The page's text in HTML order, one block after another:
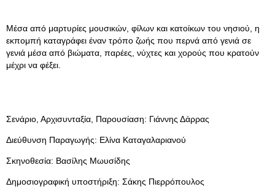
Μέσα από μαρτυρίες μουσικών, φίλων και κατοίκων του νησιού, η
εκπομπή καταγράφει έναν τρόπο ζωής που περνά από γενιά σε
γενιά μέσα από βιώματα, παρέες, νύχτες και χορούς που κρατούν
μέχρι να φέξει.
Σενάριο, Αρχισυνταξία, Παρουσίαση: Γιάννης Δάρρας
Διεύθυνση Παραγωγής: Ελίνα Καταγαλαριανού
Σκηνοθεσία: Βασίλης Μωυσίδης
Δημοσιογραφική υποστήριξη: Σάκης Πιερρόπουλος